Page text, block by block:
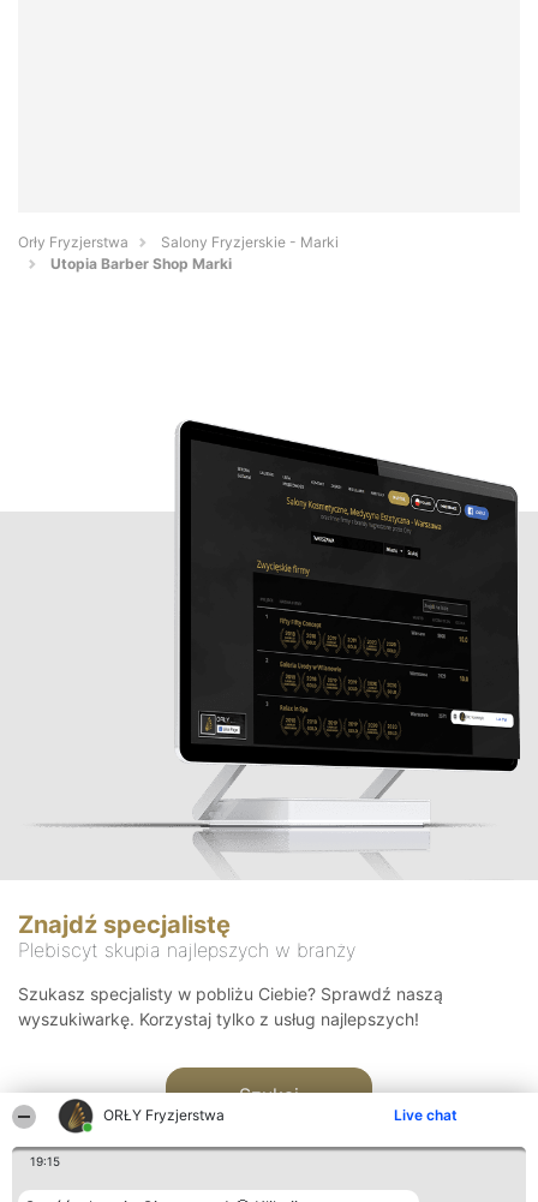
ORŁY Fryzjerstwa Live chat
19:15
Orły Fryzjerstwa
Salony Fryzjerskie - Marki
Utopia Barber Shop Marki
Znajdź specjalistę
Plebiscyt skupia najlepszych w branży
Szukasz specjalisty w pobliżu Ciebie? Sprawdź naszą
wyszukiwarkę. Korzystaj tylko z usług najlepszych!
Szukaj